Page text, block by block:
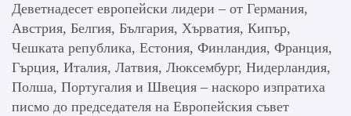
Деветнадесет европейски лидери – от Германия,
Австрия, Белгия, България, Хърватия, Кипър,
Чешката република, Естония, Финландия, Франция,
Гърция, Италия, Латвия, Люксембург, Нидерландия,
Полша, Португалия и Швеция – наскоро изпратиха
писмо до председателя на Европейския съвет